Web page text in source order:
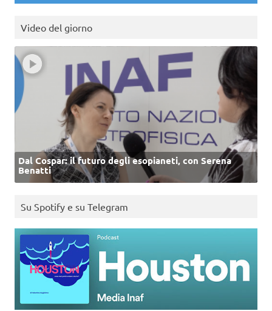
Video del giorno
Dal Cospar: il futuro degli esopianeti, con Serena
Benatti
Su Spotify e su Telegram